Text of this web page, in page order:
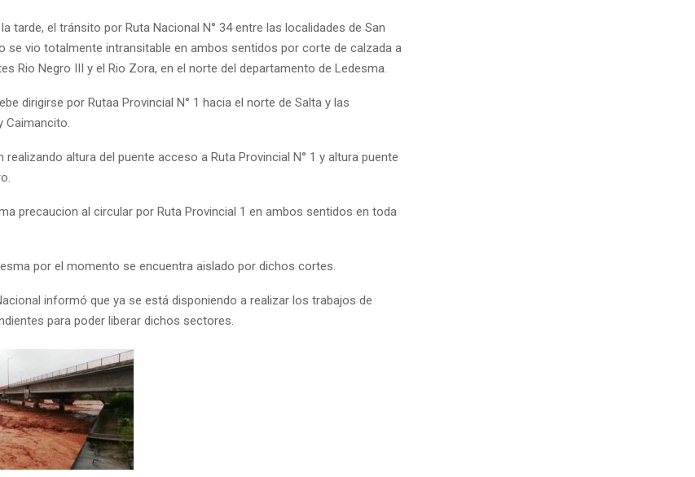
tarde, el tránsito por Ruta Nacional N° 34 entre las localidades de San
se vio totalmente intransitable en ambos sentidos por corte de calzada a
Rio Negro III y el Rio Zora, en el norte del departamento de Ledesma.
dirigirse por Rutaa Provincial N° 1 hacia el norte de Salta y las
Caimancito.
altura del puente acceso a Ruta Provincial N° 1 y altura puente
precaucion al circular por Ruta Provincial 1 en ambos sentidos en toda
por el momento se encuentra aislado por dichos cortes.
informó que ya se está disponiendo a realizar los trabajos de
para poder liberar dichos sectores.